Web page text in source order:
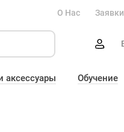
О Нас Заявки
аксессуары Обучение